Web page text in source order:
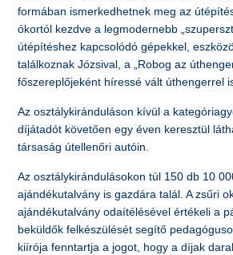
formában ismerkedhetnek meg az
ókortól kezdve a legmodernebb
útépítéshez kapcsolódó gépekkel,
találkoznak Józsival, a „Robog az
főszereplőjeként híressé vált úthengerrel
Az osztálykiránduláson kívül a
díjátadót követően egy éven keresztül
társaság útellenőri autóin.
Az osztálykirándulásokon túl 150 db 10
ajándékutalvány is gazdára talál. A zsűri
ajándékutalvány odaítélésével értékeli a
beküldők felkészülését segítő
kiírója fenntartja a jogot, hogy a díjak